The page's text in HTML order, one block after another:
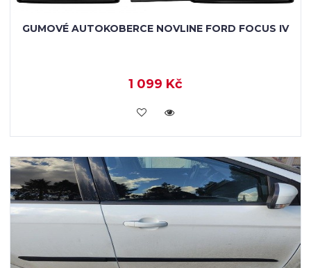
GUMOVÉ AUTOKOBERCE NOVLINE FORD FOCUS IV
1 099 Kč
VLOŽIT DO KOŠÍKU